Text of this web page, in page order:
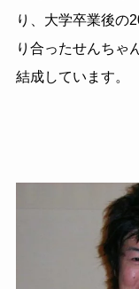
り、大学卒業後の
り合ったせんちゃ
結成しています。